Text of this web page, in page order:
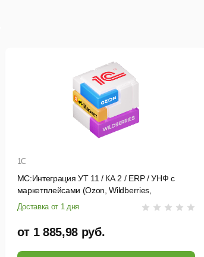
1С
МС:Интеграция УТ 11 / КА 2 / ERP / УНФ с
маркетплейсами (Ozon, Wildberries,
Яндекс.Маркет)
Доставка от 1 дня
от 1 885,98 руб.